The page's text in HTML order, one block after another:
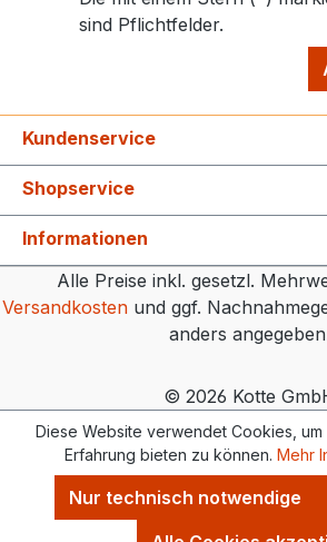
sind Pflichtfelder.
Kundenservice
Shopservice
Informationen
Alle Preise inkl. gesetzl.
Versandkostenund ggf.
anders
© 2026 Kotte
Diese Website verwendet Cookies,
Erfahrung bieten zu können. Mehr
Nur technisch notwendige